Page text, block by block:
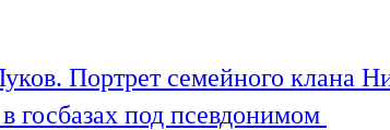
Портрет семейного клана
госбазах под псевдонимом